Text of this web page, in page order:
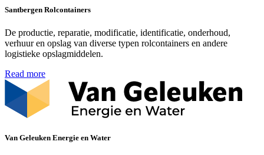
Santbergen Rolcontainers
De productie, reparatie, modificatie, identificatie, onderhoud,
verhuur en opslag van diverse typen rolcontainers en andere
logistieke opslagmiddelen.
Read more
Van Geleuken Energie en Water